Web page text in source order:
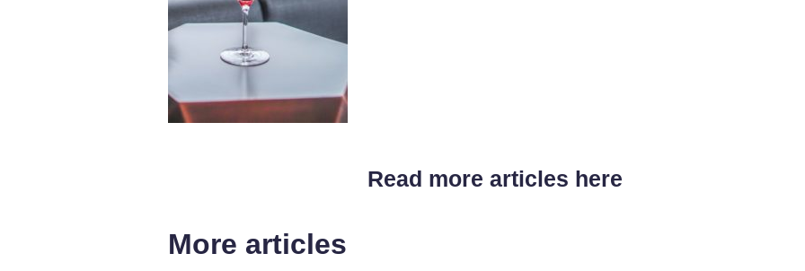
Read more articles here
More articles